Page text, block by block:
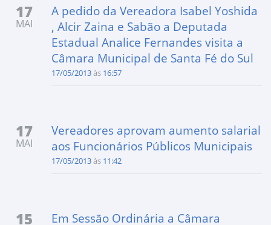
17
MAI
A pedido da Vereadora Isabel Yoshida
, Alcir Zaina e Sabão a Deputada
Estadual Analice Fernandes visita a
Câmara Municipal de Santa Fé do Sul
17/05/2013às 16:57
17
MAI
Vereadores aprovam aumento salarial
aos Funcionários Públicos Municipais
17/05/2013às 11:42
15 Em Sessão Ordinária a Câmara